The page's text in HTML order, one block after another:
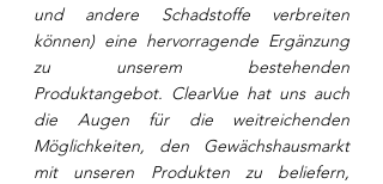
und andere Schadstoffe verbreiten
können) eine hervorragende Ergänzung
zu unserem bestehenden
Produktangebot. ClearVue hat uns auch
die Augen für die weitreichenden
Möglichkeiten, den Gewächshausmarkt
mit unseren Produkten zu beliefern,